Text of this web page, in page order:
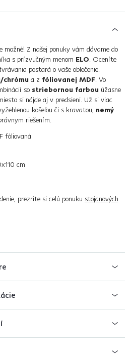
možné! Z našej ponuky vám dávame do
s prízvučným menom ELO. Oceníte
postará o vaše oblečenie.
chrómu a z fóliovanej MDF. Vo
so striebornou farbou úžasne
si nájde aj v predsieni. Už si viac
košeľou či s kravatou, nemý
riešením.
fóliovaná
cm
prezrite si celú ponuku stojanových